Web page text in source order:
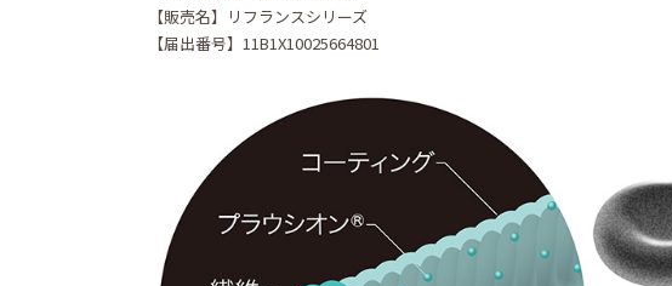
【販売名】リフランスシリーズ
【届出番号】11B1X10025664801